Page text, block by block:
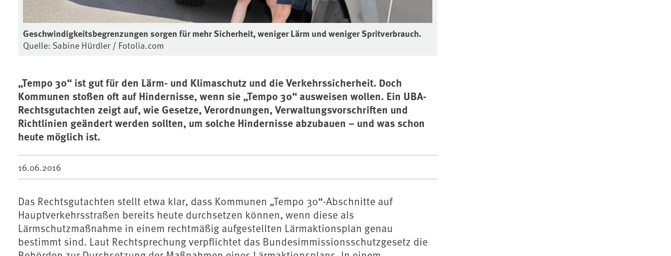
Geschwindigkeitsbegrenzungen sorgen für mehr Sicherheit, weniger Lärm und weniger Spritverbrauch.
Quelle: Sabine Hürdler / Fotolia.com
„Tempo 30“ ist gut für den Lärm- und Klimaschutz und die Verkehrssicherheit. Doch
Kommunen stoßen oft auf Hindernisse, wenn sie „Tempo 30“ ausweisen wollen. Ein UBA-
Rechtsgutachten zeigt auf, wie Gesetze, Verordnungen, Verwaltungsvorschriften und
Richtlinien geändert werden sollten, um solche Hindernisse abzubauen – und was schon
heute möglich ist.
16.06.2016
Das Rechtsgutachten stellt etwa klar, dass Kommunen „Tempo 30“-Abschnitte auf
Hauptverkehrsstraßen bereits heute durchsetzen können, wenn diese als
Lärmschutzmaßnahme in einem rechtmäßig aufgestellten Lärmaktionsplan genau
bestimmt sind. Laut Rechtsprechung verpflichtet das Bundesimmissionsschutzgesetz die